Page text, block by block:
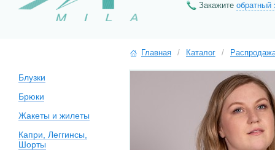
Закажите обратный
Блузки
Брюки
Жакеты и жилеты
Капри, Леггинсы,
Шорты
Главная / Каталог /